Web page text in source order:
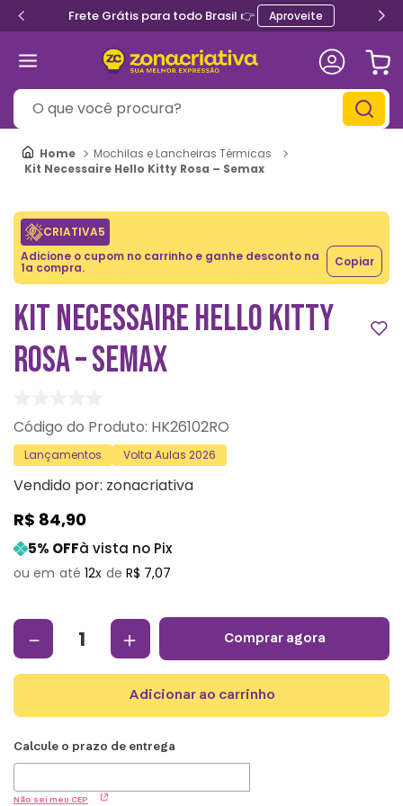
Frete Grátis para todo Brasil 👉 Aproveite
O que você procura?
Mochilas e Lancheiras Térmicas
Kit Necessaire Hello Kitty Rosa – Semax
CRIATIVA5
Adicione o cupom no carrinho e ganhe desconto na
1a compra. Copiar
KIT NECESSAIRE HELLO KITTY
ROSA – SEMAX
: HK26102RO
Lançamentos Volta Aulas 2026
Vendido por: zonacriativa
R$ 84,90
5% OFFà vista no Pix
12 R$ 7,07
＋
－ comprar agora
adicionar ao carrinho
Não sei meu CEP